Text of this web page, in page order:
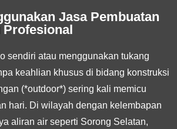
Jasa Pembuatan
Profesional
sendiri atau menggunakan tukang
keahlian khusus di bidang konstruksi
(*outdoor*) sering kali memicu
hari. Di wilayah dengan kelembapan
aliran air seperti Sorong Selatan,